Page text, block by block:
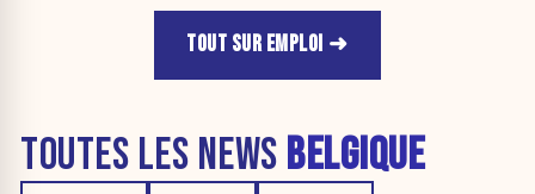
TOUT SUR EMPLOI
TOUTES LES NEWS BELGIQUE